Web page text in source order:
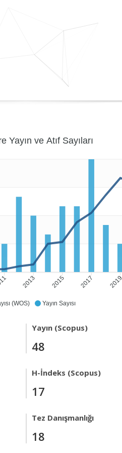
(WOS) Yayın Sayısı
2013 2015 2017 2019
Yayın ve Atıf Sayıları
Yayın (Scopus)
48
H-İndeks (Scopus)
17
Tez Danışmanlığı
18